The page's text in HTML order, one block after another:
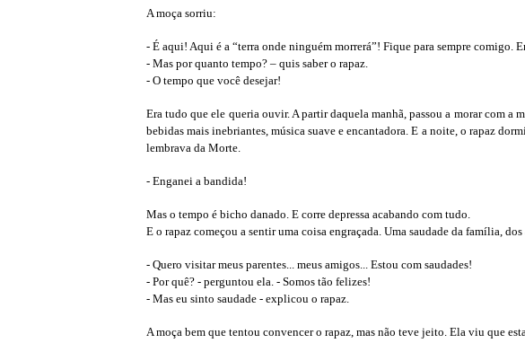
A moça sorriu:
- É aqui! Aqui é a “terra onde ninguém morrerá”! Fique para sempre comigo.
- Mas por quanto tempo? – quis saber o rapaz.
- O tempo que você desejar!
Era tudo que ele queria ouvir. A partir daquela manhã, passou a morar com
bebidas mais inebriantes, música suave e encantadora. E a noite, o rapaz
lembrava da Morte.
- Enganei a bandida!
Mas o tempo é bicho danado. E corre depressa acabando com tudo.
E o rapaz começou a sentir uma coisa engraçada. Uma saudade da família,
- Quero visitar meus parentes... meus amigos... Estou com saudades!
- Por quê? - perguntou ela. - Somos tão felizes!
- Mas eu sinto saudade - explicou o rapaz.
A moça bem que tentou convencer o rapaz, mas não teve jeito. Ela viu que